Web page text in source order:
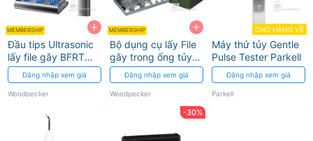
+
MEMBERSHIP
Đầu tips Ultrasonic
lấy file gãy BFRT
DTE, EMS
Đăng nhập xem giá
Woodpecker
+
MEMBERSHIP
Bộ dụng cụ lấy File
gãy trong ống tủy
TFRK EMS:
TERAUCHI FILE
REMOVAL KIT FULL
Đăng nhập xem giá
Woodpecker
CHỜ HÀNG VỀ
Máy thử tủy Gentle
Pulse Tester Parkell
Đăng nhập xem giá
Parkell
-30%